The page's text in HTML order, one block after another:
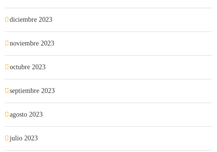
diciembre 2023
noviembre 2023
octubre 2023
septiembre 2023
agosto 2023
julio 2023